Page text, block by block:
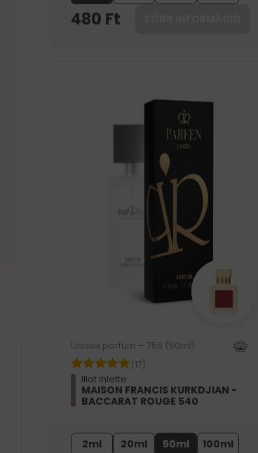
480 Ft
Unisex parfüm – 756 (50ml)
(17)
Illat ihlette:
MAISON FRANCIS KURKDJIAN -
BACCARAT ROUGE 540
2ml 20ml 50ml 100ml